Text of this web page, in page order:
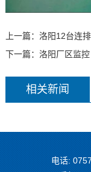
上一篇： 洛阳12台连
下一篇： 洛阳厂区监控
相关新闻
电话: